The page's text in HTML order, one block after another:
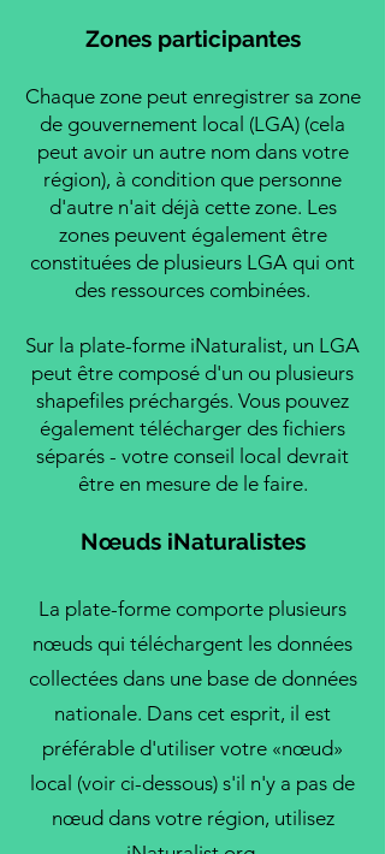
Zones participantes
Chaque zone peut enregistrer sa zone
de gouvernement local (LGA) (cela
peut avoir un autre nom dans votre
région), à condition que personne
d'autre n'ait déjà cette zone. Les
zones peuvent également être
constituées de plusieurs LGA qui ont
des ressources combinées.
Sur la plate-forme iNaturalist, un LGA
peut être composé d'un ou plusieurs
shapefiles préchargés. Vous pouvez
également télécharger des fichiers
séparés - votre conseil local devrait
être en mesure de le faire.
Nœuds iNaturalistes
La plate-forme comporte plusieurs
nœuds qui téléchargent les données
collectées dans une base de données
nationale. Dans cet esprit, il est
préférable d'utiliser votre «nœud»
local (voir ci-dessous) s'il n'y a pas de
nœud dans votre région, utilisez